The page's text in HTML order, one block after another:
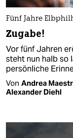
Fünf Jahre
Zugabe!
Vor fünf Jahren
steht nun halb so
persönliche
Von Andrea
Alexander Diehl